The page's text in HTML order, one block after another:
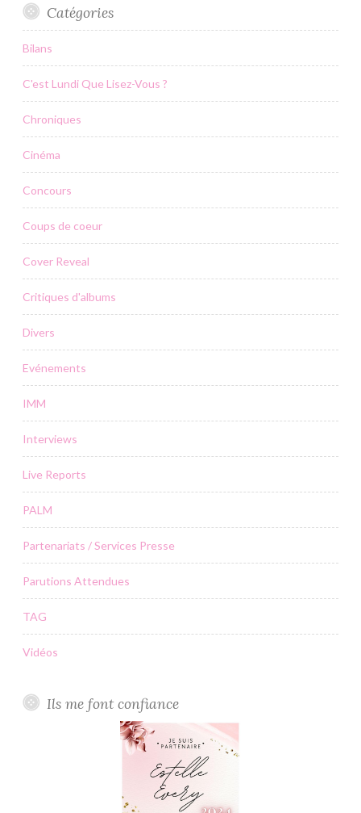
Catégories
Bilans
C'est Lundi Que Lisez-Vous ?
Chroniques
Cinéma
Concours
Coups de coeur
Cover Reveal
Critiques d'albums
Divers
Evénements
IMM
Interviews
Live Reports
PALM
Partenariats / Services Presse
Parutions Attendues
TAG
Vidéos
Ils me font confiance